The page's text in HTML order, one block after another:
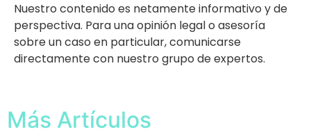
Nuestro contenido es netamente informativo y de
perspectiva. Para una opinión legal o asesoría
sobre un caso en particular, comunicarse
directamente con nuestro grupo de expertos.
Más Artículos